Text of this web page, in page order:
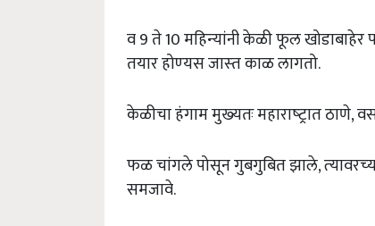
व 9 ते 10 महिन्‍यांनी केळी फूल खोडाबाहेर
तयार होण्‍यस जास्‍त काळ लागतो.
केळीचा हंगाम मुख्‍यतः महाराष्‍ट्रात
फळ चांगले पोसून गुबगुबित झाले,
समजावे.